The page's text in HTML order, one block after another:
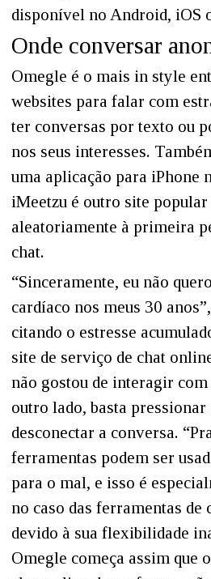
disponível no Android, iOS
Onde conversar
Omegle é o mais in style
websites para falar com
ter conversas por texto ou
nos seus interesses.
uma aplicação para iPhone
iMeetzu é outro site popular
aleatoriamente à primeira
chat.
“Sinceramente, eu não
cardíaco nos meus 30
citando o estresse
site de serviço de chat
não gostou de interagir
outro lado, basta pressionar
desconectar a conversa.
ferramentas podem ser
para o mal, e isso é
no caso das ferramentas de
devido à sua flexibilidade
Omegle começa assim que